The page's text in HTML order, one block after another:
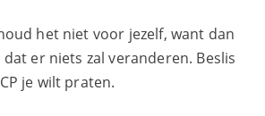
het niet voor jezelf, want dan
er niets zal veranderen. Beslis
je wilt praten.